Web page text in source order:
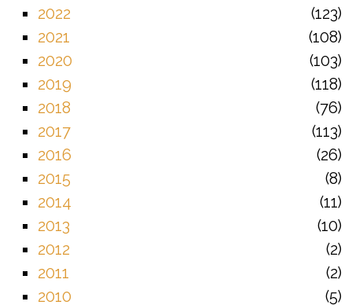
2022
123
2021
108
2020
103
2019
118
2018
76
2017
113
2016
26
2015
8
2014
11
2013
10
2012
2
2011
2
2010
5